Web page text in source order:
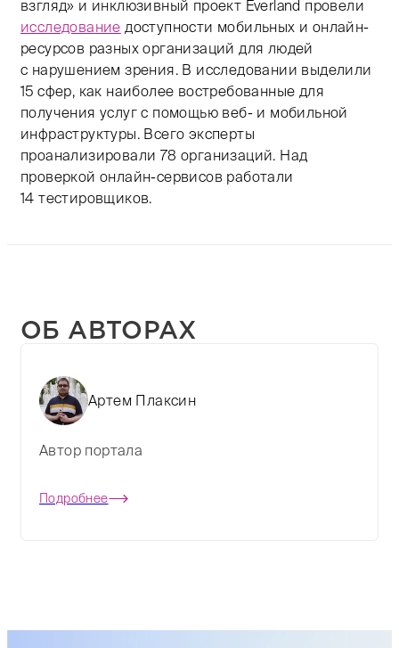
взгляд» и инклюзивный проект Everland провели
исследование доступности мобильных и онлайн-
ресурсов разных организаций для людей
с нарушением зрения. В исследовании выделили
15 сфер, как наиболее востребованные для
получения услуг с помощью веб- и мобильной
инфраструктуры. Всего эксперты
проанализировали 78 организаций. Над
проверкой онлайн-сервисов работали
14 тестировщиков.
ОБ АВТОРАХ
Артем Плаксин
Автор портала
Подробнее